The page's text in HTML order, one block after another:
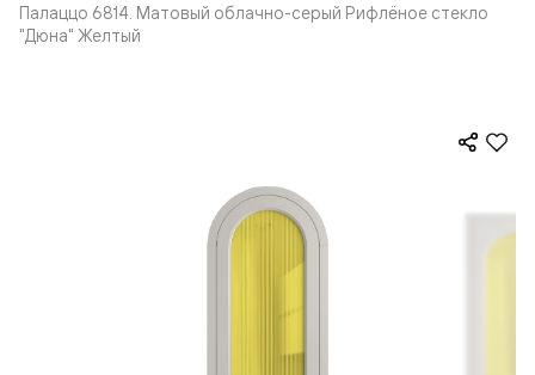
Палаццо 6814. Матовый облачно-серый Рифлёное стекло
"Дюна" Желтый